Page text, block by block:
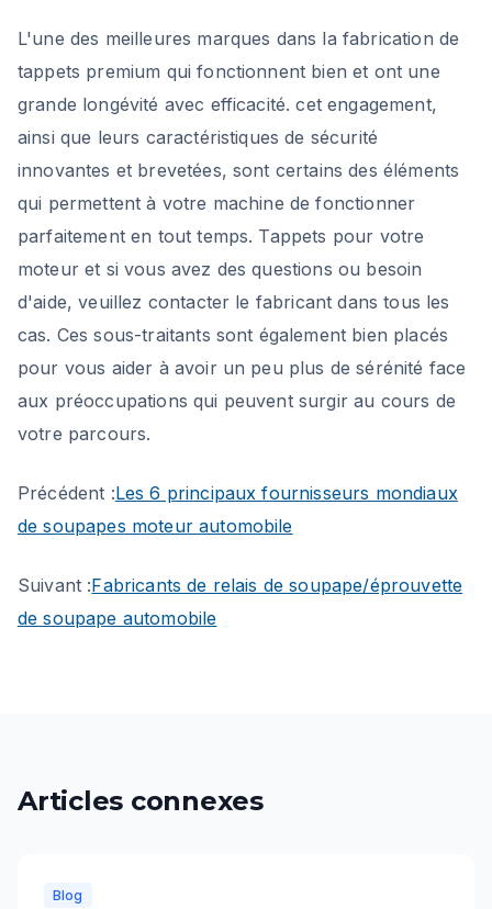
L'une des meilleures marques dans la fabrication de
tappets premium qui fonctionnent bien et ont une
grande longévité avec efficacité. cet engagement,
ainsi que leurs caractéristiques de sécurité
innovantes et brevetées, sont certains des éléments
qui permettent à votre machine de fonctionner
parfaitement en tout temps. Tappets pour votre
moteur et si vous avez des questions ou besoin
d'aide, veuillez contacter le fabricant dans tous les
cas. Ces sous-traitants sont également bien placés
pour vous aider à avoir un peu plus de sérénité face
aux préoccupations qui peuvent surgir au cours de
votre parcours.
Précédent :Les 6 principaux fournisseurs mondiaux
de soupapes moteur automobile
Suivant :Fabricants de relais de soupape/éprouvette
de soupape automobile
Articles connexes
Blog